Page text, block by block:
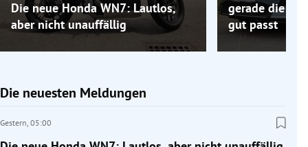
Die neue Honda WN7: Lautlos,
aber nicht unauffällig
gerade die
gut passt
Die neuesten Meldungen
Gestern, 05:00